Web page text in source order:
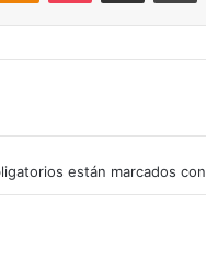
están marcados con